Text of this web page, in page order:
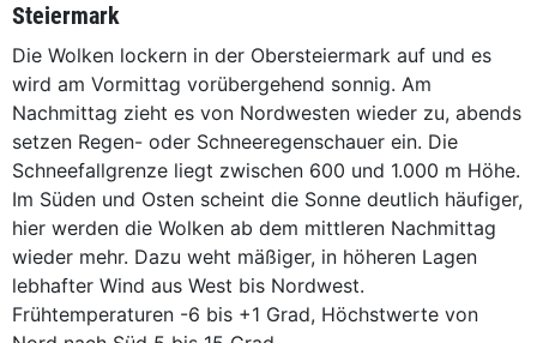
Steiermark
Die Wolken lockern in der Obersteiermark auf und es
wird am Vormittag vorübergehend sonnig. Am
Nachmittag zieht es von Nordwesten wieder zu, abends
setzen Regen- oder Schneeregenschauer ein. Die
Schneefallgrenze liegt zwischen 600 und 1.000 m Höhe.
Im Süden und Osten scheint die Sonne deutlich häufiger,
hier werden die Wolken ab dem mittleren Nachmittag
wieder mehr. Dazu weht mäßiger, in höheren Lagen
lebhafter Wind aus West bis Nordwest.
Frühtemperaturen -6 bis +1 Grad, Höchstwerte von